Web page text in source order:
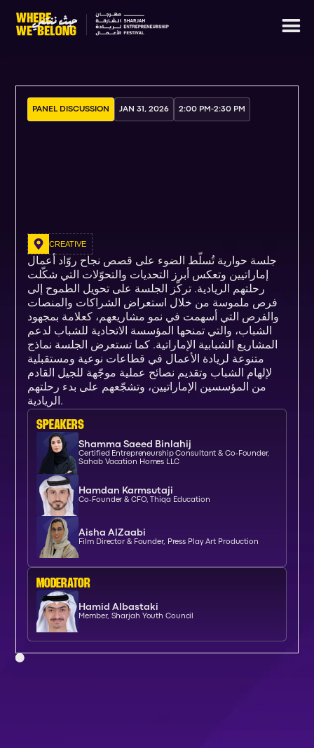
PANEL DISCUSSION JAN 31, 2026 2:00 PM-2:30 PM
CREATIVE
جلسة حوارية تُسلّط الضوء على قصص نجاح روّاد أعمال
إماراتيين وتعكس أبرز التحديات والتحوّلات التي شكّلت
رحلتهم الريادية. تركّز الجلسة على تحويل الطموح إلى
فرص ملموسة من خلال استعراض الشراكات والمنصات
والفرص التي أسهمت في نمو مشاريعهم، كعلامة بمجهود
الشباب، والتي تمنحها المؤسسة الاتحادية للشباب لدعم
المشاريع الشبابية الإماراتية. كما تستعرض الجلسة نماذج
متنوعة لريادة الأعمال في قطاعات نوعية ومستقبلية
لإلهام الشباب وتقديم نصائح عملية موجّهة للجيل القادم
من المؤسسين الإماراتيين، وتشجّعهم على بدء رحلتهم
الريادية.
SPEAKERs
Shamma Saeed Binlahij
Certified Entrepreneurship Consultant & Co-Founder,
Sahab Vacation Homes LLC
Hamdan Karmsutaji
Co-Founder & CFO, Thiqa Education
Aisha AlZaabi
Film Director & Founder, Press Play Art Production
moderator
Hamid Albastaki
Member, Sharjah Youth Council